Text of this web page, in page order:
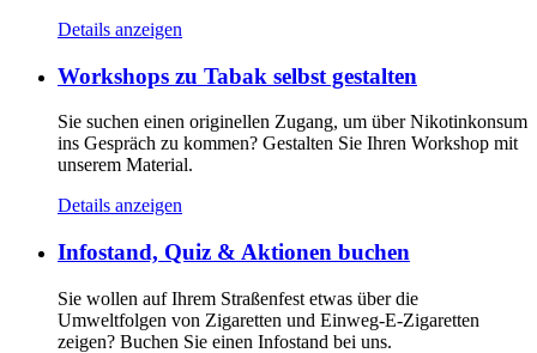
Details anzeigen
Workshops zu Tabak selbst gestalten
Sie suchen einen originellen Zugang, um über Nikotinkonsum
ins Gespräch zu kommen? Gestalten Sie Ihren Workshop mit
unserem Material.
Details anzeigen
Infostand, Quiz & Aktionen buchen
Sie wollen auf Ihrem Straßenfest etwas über die
Umweltfolgen von Zigaretten und Einweg-E-Zigaretten
zeigen? Buchen Sie einen Infostand bei uns.